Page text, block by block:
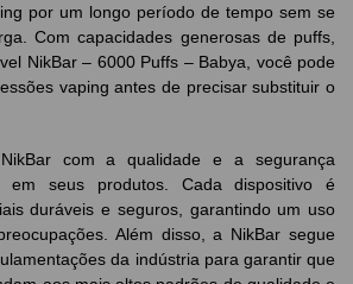
por um longo período de tempo sem se
Com capacidades generosas de puffs,
NikBar – 6000 Puffs – Babya, você pode
vaping antes de precisar substituir o
com a qualidade e a segurança
em seus produtos. Cada dispositivo é
duráveis e seguros, garantindo um uso
Além disso, a NikBar segue
da indústria para garantir que